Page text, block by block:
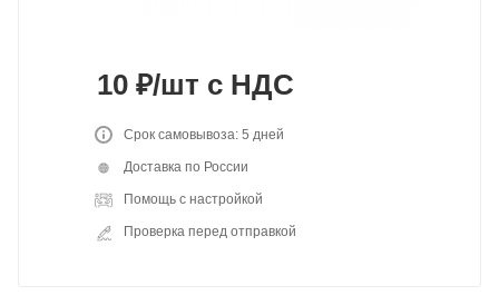
10 ₽/шт с НДС
Срок самовывоза: 5 дней
Доставка по России
Помощь с настройкой
Проверка перед отправкой